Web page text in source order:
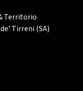
Territorio
Tirreni (SA)